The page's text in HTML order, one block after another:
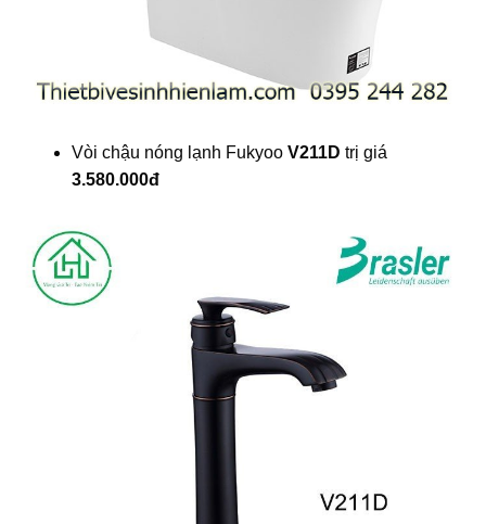
Vòi chậu nóng lạnh Fukyoo V211D trị giá
3.580.000đ